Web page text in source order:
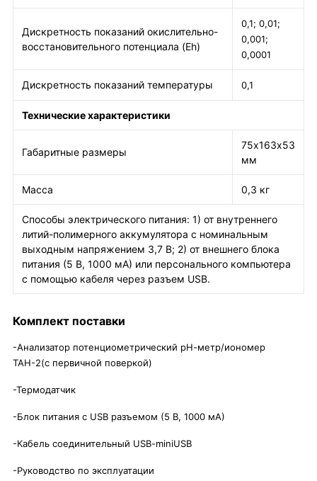
Дискретность показаний окислительно-
восстановительного потенциала (Eh)
0,1; 0,01;
0,001;
0,0001
Дискретность показаний температуры 0,1
Технические характеристики
Габаритные размеры
75х163х53
мм
Масса 0,3 кг
Способы электрического питания: 1) от внутреннего
литий-полимерного аккумулятора с номинальным
выходным напряжением 3,7 В; 2) от внешнего блока
питания (5 В, 1000 мА) или персонального компьютера
с помощью кабеля через разъем USB.
Комплект поставки
-Анализатор потенциометрический рН-метр/иономер
ТАН-2(с первичной поверкой)
-Термодатчик
-Блок питания с USB разъемом (5 В, 1000 мА)
-Кабель соединительный USB-miniUSB
-Руководство по эксплуатации